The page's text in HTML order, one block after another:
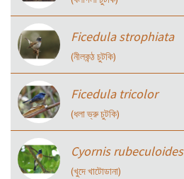
Ficedula strophiata
(নীলকন্ঠ চুটকি)
Ficedula tricolor
(ধলা ভ্রু চুটকি)
Cyornis rubeculoides
(খুদে খাটোডানা)